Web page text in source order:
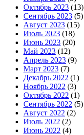
Октябрь 2023 (13)
Сентябрь 2023 (5)
Август 2023 (15)
Июль 2023 (18)
Июнь 2023 (20)
Май 2023 (12)
Апрель 2023 (9)
Март 2023 (7)
Декабрь 2022 (1)
Ноябрь 2022 (3)
Октябрь 2022 (1)
Сентябрь 2022 (5)
Август 2022 (2)
Июль 2022 (2)
Июнь 2022 (4)